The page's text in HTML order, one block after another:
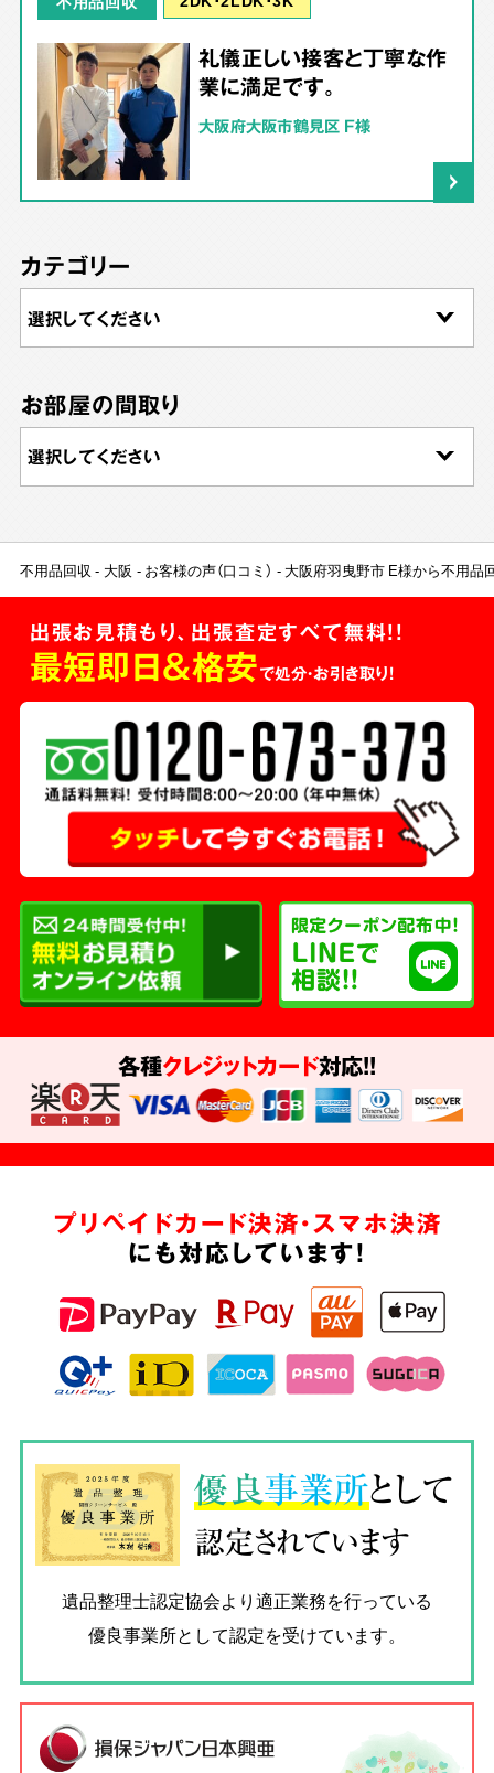
礼儀正しい接客と丁寧な作
業に満足です。
大阪府大阪市鶴見区 F様
カテゴリー
お部屋の間取り
不用品回収 大阪 お客様の声（口コミ） 大阪府羽曳野市 E様から不用品
出張お見積もり、出張査定すべて無料!!
最短即日＆格安で処分・お引き取り！
各種クレジットカード対応!!
プリペイドカード決済・スマホ決済
にも対応しています!
優良事業所として
認定されています
遺品整理士認定協会より適正業務を行っている
優良事業所として認定を受けています。